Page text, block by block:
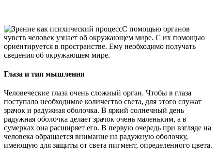
С помощью органов
чувств человек узнает об окружающем мире. С их помощью
ориентируется в пространстве. Ему необходимо получать
сведения об окружающем мире.
Глаза и тип мышления
Человеческие глаза очень сложный орган. Чтобы в глаза
поступало необходимое количество света, для этого служат
зрачок и радужная оболочка. В яркий солнечный день
радужная оболочка делает зрачок очень маленьким, а в
сумерках она расширяет его. В первую очередь при взгляде на
человека обращается внимание на радужную оболочку,
имеющую для защиты от света пигмент, определенного цвета.